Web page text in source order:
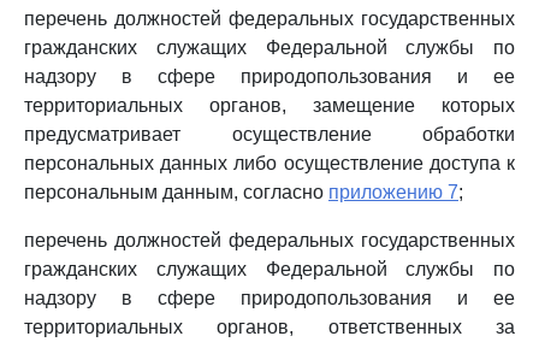
перечень должностей федеральных государственных
гражданских служащих Федеральной службы по
надзору в сфере природопользования и ее
территориальных органов, замещение которых
предусматривает осуществление обработки
персональных данных либо осуществление доступа к
персональным данным, согласно приложению 7;
перечень должностей федеральных государственных
гражданских служащих Федеральной службы по
надзору в сфере природопользования и ее
территориальных органов, ответственных за